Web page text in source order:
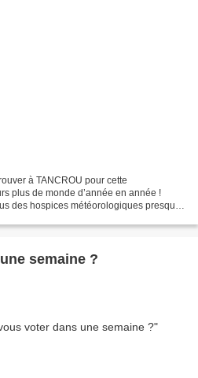
à TANCROU pour cette
plus de monde d’année en année !
des hospices météorologiques presque
semaine ?